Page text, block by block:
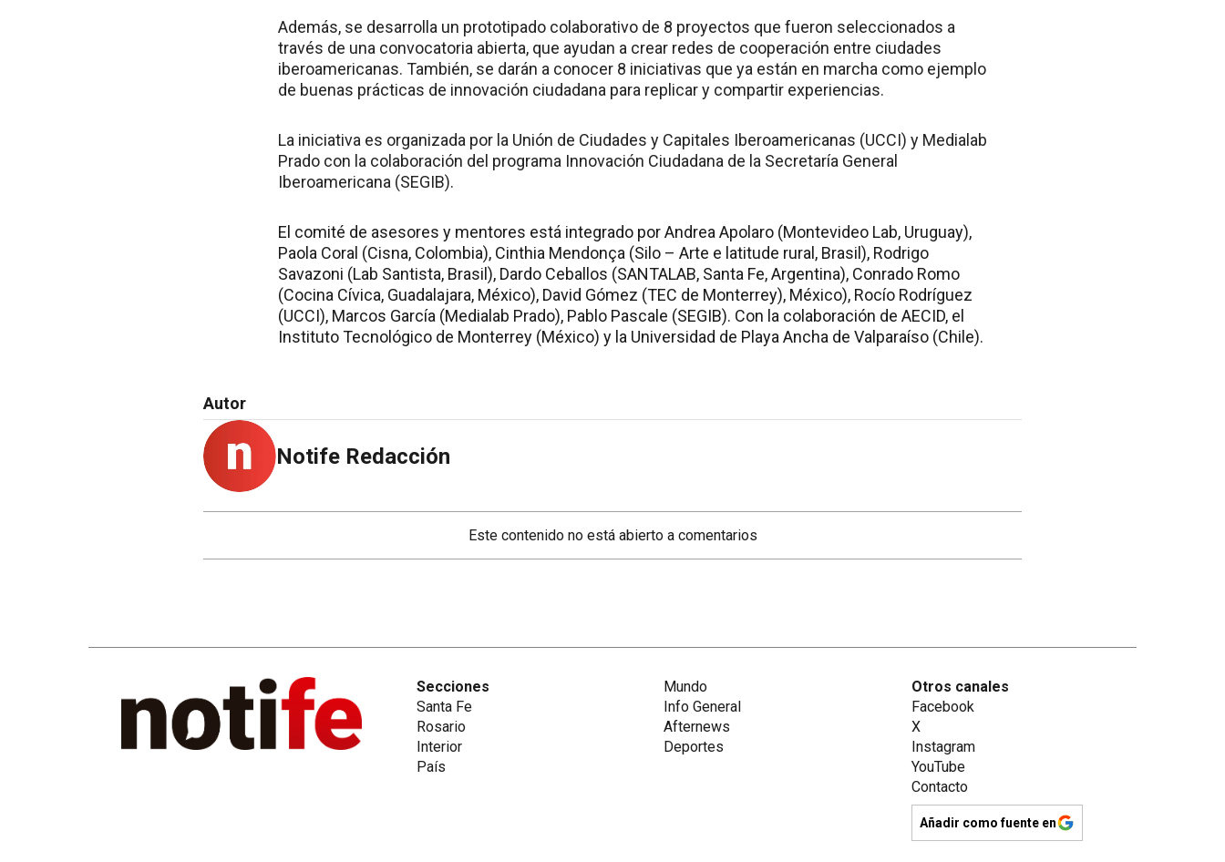
Además, se desarrolla un prototipado colaborativo de 8 proyectos que fueron seleccionados a
través de una convocatoria abierta, que ayudan a crear redes de cooperación entre ciudades
iberoamericanas. También, se darán a conocer 8 iniciativas que ya están en marcha como ejemplo
de buenas prácticas de innovación ciudadana para replicar y compartir experiencias.
La iniciativa es organizada por la Unión de Ciudades y Capitales Iberoamericanas (UCCI) y Medialab
Prado con la colaboración del programa Innovación Ciudadana de la Secretaría General
Iberoamericana (SEGIB).
El comité de asesores y mentores está integrado por Andrea Apolaro (Montevideo Lab, Uruguay),
Paola Coral (Cisna, Colombia), Cinthia Mendonça (Silo – Arte e latitude rural, Brasil), Rodrigo
Savazoni (Lab Santista, Brasil), Dardo Ceballos (SANTALAB, Santa Fe, Argentina), Conrado Romo
(Cocina Cívica, Guadalajara, México), David Gómez (TEC de Monterrey), México), Rocío Rodríguez
(UCCI), Marcos García (Medialab Prado), Pablo Pascale (SEGIB). Con la colaboración de AECID, el
Instituto Tecnológico de Monterrey (México) y la Universidad de Playa Ancha de Valparaíso (Chile).
Autor
Notife Redacción
Este contenido no está abierto a comentarios
Secciones
Santa Fe
Rosario
Interior
País
Mundo
Info General
Afternews
Deportes
Otros canales
Facebook
X
Instagram
YouTube
Contacto
Añadir como fuente en